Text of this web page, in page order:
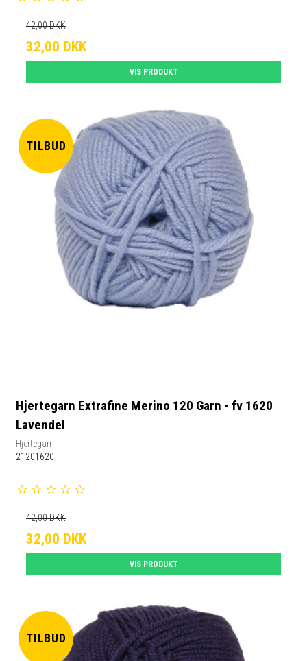
42,00 DKK
32,00 DKK
VIS PRODUKT
TILBUD
Hjertegarn Extrafine Merino 120 Garn - fv 1620
Lavendel
Hjertegarn
21201620
42,00 DKK
32,00 DKK
VIS PRODUKT
TILBUD